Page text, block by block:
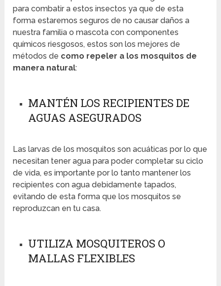
para combatir a estos insectos ya que de esta
forma estaremos seguros de no causar daños a
nuestra familia o mascota con componentes
químicos riesgosos, estos son los mejores de
métodos de como repeler a los mosquitos de
manera natural:
MANTÉN LOS RECIPIENTES DE
AGUAS ASEGURADOS
Las larvas de los mosquitos son acuáticas por lo que
necesitan tener agua para poder completar su ciclo
de vida, es importante por lo tanto mantener los
recipientes con agua debidamente tapados,
evitando de esta forma que los mosquitos se
reproduzcan en tu casa.
UTILIZA MOSQUITEROS O
MALLAS FLEXIBLES